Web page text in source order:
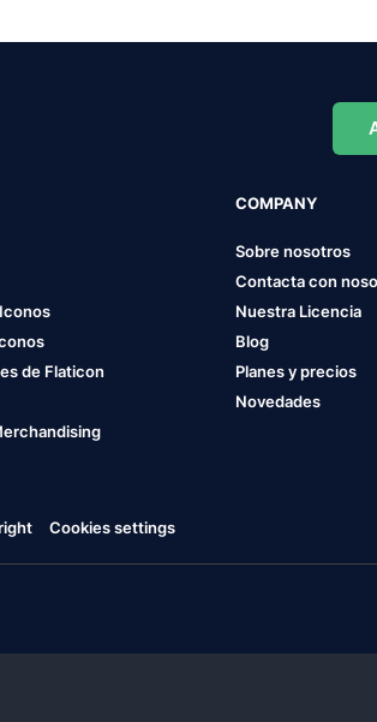
de Flaticon
COMPANY
Sobre nosotros
Contacta con
Nuestra Licencia
Blog
Planes y precios
Novedades
Cookies settings